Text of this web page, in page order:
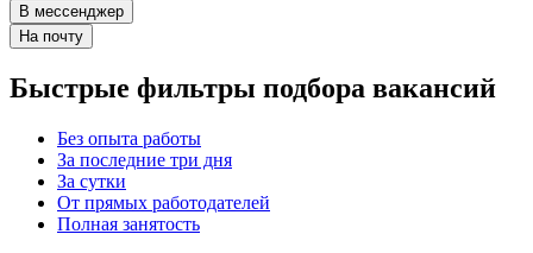
В мессенджер
На почту
Быстрые фильтры подбора вакансий
Без опыта работы
За последние три дня
За сутки
От прямых работодателей
Полная занятость